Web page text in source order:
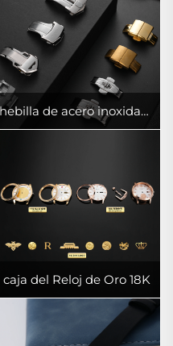
hebilla de acero inoxidable 316L
caja del Reloj de Oro 18K